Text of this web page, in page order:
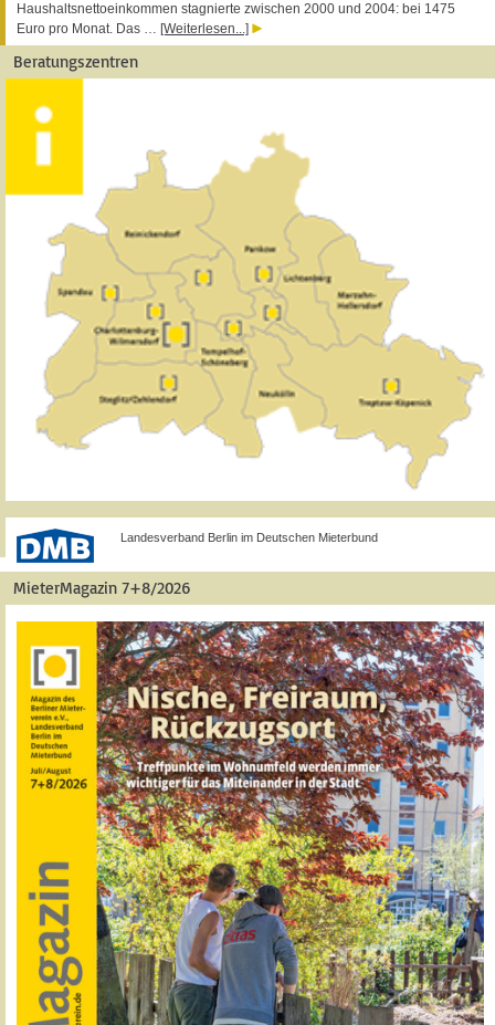
Haushaltsnettoeinkommen stagnierte zwischen 2000 und 2004: bei 1475
Euro pro Monat. Das … [Weiterlesen...]
Beratungszentren
Landesverband Berlin im Deutschen Mieterbund
MieterMagazin 7+8/2026